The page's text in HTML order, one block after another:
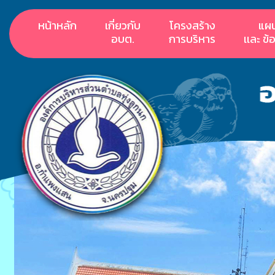
หน้าหลัก
เกี่ยวกับ
อบต.
โครงสร้าง
การบริหาร
แผ
เเละ